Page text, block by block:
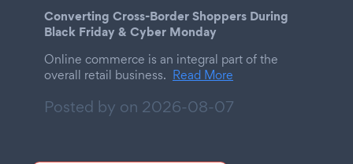
Converting Cross-Border Shoppers During
Black Friday & Cyber Monday
Online commerce is an integral part of the
overall retail business. Read More
Posted by on 2026-08-07